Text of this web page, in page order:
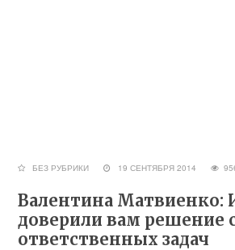
БЕЗ РУБРИКИ 19 СЕНТЯБРЯ 2014
Валентина Матвиенко:
доверили вам решение
ответственных задач